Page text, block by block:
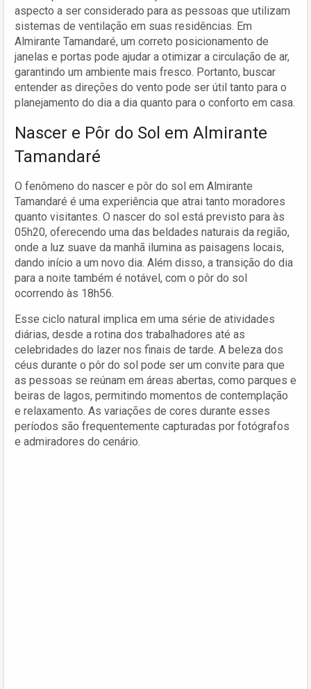
aspecto a ser considerado para as pessoas que utilizam
sistemas de ventilação em suas residências. Em
Almirante Tamandaré, um correto posicionamento de
janelas e portas pode ajudar a otimizar a circulação de ar,
garantindo um ambiente mais fresco. Portanto, buscar
entender as direções do vento pode ser útil tanto para o
planejamento do dia a dia quanto para o conforto em casa.
Nascer e Pôr do Sol em Almirante
Tamandaré
O fenômeno do nascer e pôr do sol em Almirante
Tamandaré é uma experiência que atrai tanto moradores
quanto visitantes. O nascer do sol está previsto para às
05h20, oferecendo uma das beldades naturais da região,
onde a luz suave da manhã ilumina as paisagens locais,
dando início a um novo dia. Além disso, a transição do dia
para a noite também é notável, com o pôr do sol
ocorrendo às 18h56.
Esse ciclo natural implica em uma série de atividades
diárias, desde a rotina dos trabalhadores até as
celebridades do lazer nos finais de tarde. A beleza dos
céus durante o pôr do sol pode ser um convite para que
as pessoas se reúnam em áreas abertas, como parques e
beiras de lagos, permitindo momentos de contemplação
e relaxamento. As variações de cores durante esses
períodos são frequentemente capturadas por fotógrafos
e admiradores do cenário.